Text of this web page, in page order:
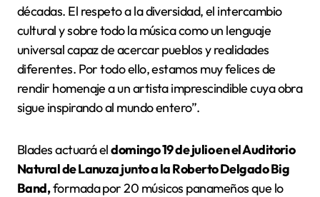
décadas. El respeto a la diversidad, el intercambio
cultural y sobre todo la música como un lenguaje
universal capaz de acercar pueblos y realidades
diferentes. Por todo ello, estamos muy felices de
rendir homenaje a un artista imprescindible cuya obra
sigue inspirando al mundo entero”.
Blades actuará eldomingo 19 de julio en el Auditorio
Natural de Lanuza junto a la Roberto Delgado Big
Band,formada por 20 músicos panameños que lo